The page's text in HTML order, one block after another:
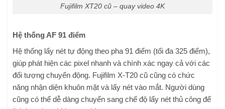
Fujifilm XT20 cũ – quay video 4K
Hệ thống AF 91 điểm
Hệ thống lấy nét tự động theo pha 91 điểm (tối đa 325 điểm),
giúp phát hiện các pixel nhanh và chính xác ngay cả với các
đối tượng chuyển động. Fujifilm X-T20 cũ cũng có chức
năng nhận diện khuôn mặt và lấy nét vào mắt. Người dùng
cũng có thể dễ dàng chuyển sang chế độ lấy nét thủ công để